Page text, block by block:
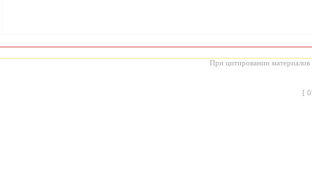
При цитировании материалов
[